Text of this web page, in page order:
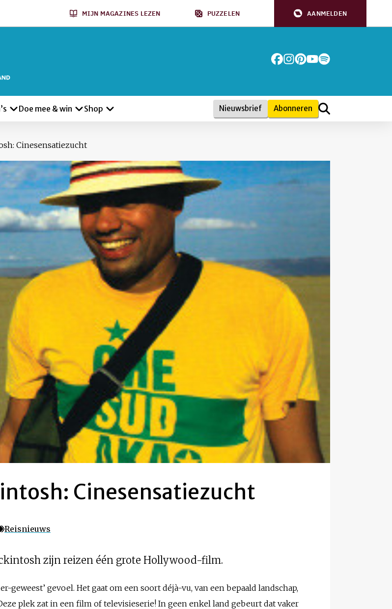
MIJN MAGAZINES LEZEN PUZZELEN AANMELDEN
Doe mee & win Shop Nieuwsbrief Abonneren
Cinesensatiezucht
Cinesensatiezucht
Reisnieuws
zijn reizen één grote Hollywood-film.
gevoel. Het gaat om een soort déjà-vu, van een bepaald landschap,
plek zat in een film of televisieserie! In geen enkel land gebeurt dat vaker